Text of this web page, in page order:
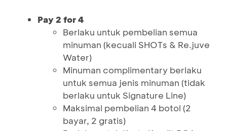
Pay 2 for 4
Berlaku untuk pembelian semua
minuman (kecuali SHOTs & Re.juve
Water)
Minuman complimentary berlaku
untuk semua jenis minuman (tidak
berlaku untuk Signature Line)
Maksimal pembelian 4 botol (2
bayar, 2 gratis)